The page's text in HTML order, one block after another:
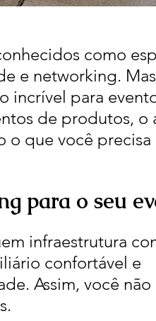
como
e networking.
incrível para
de produtos, o
que você precisa
para o seu
infraestrutura
confortável e
Assim, você não